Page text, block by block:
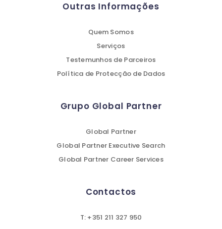
Outras Informações
Quem Somos
Serviços
Testemunhos de Parceiros
Política de Protecção de Dados
Grupo Global Partner
Global Partner
Global Partner Executive Search
Global Partner Career Services
Contactos
T: +351 211 327 950